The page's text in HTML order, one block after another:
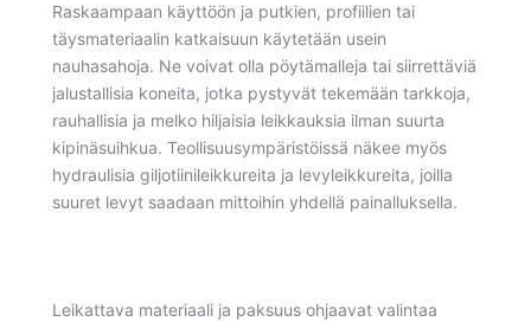
Raskaampaan käyttöön ja putkien, profiilien tai
täysmateriaalin katkaisuun käytetään usein
nauhasahoja. Ne voivat olla pöytämalleja tai siirrettäviä
jalustallisia koneita, jotka pystyvät tekemään tarkkoja,
rauhallisia ja melko hiljaisia leikkauksia ilman suurta
kipinäsuihkua. Teollisuusympäristöissä näkee myös
hydraulisia giljotiinileikkureita ja levyleikkureita, joilla
suuret levyt saadaan mittoihin yhdellä painalluksella.
Leikattava materiaali ja paksuus ohjaavat valintaa